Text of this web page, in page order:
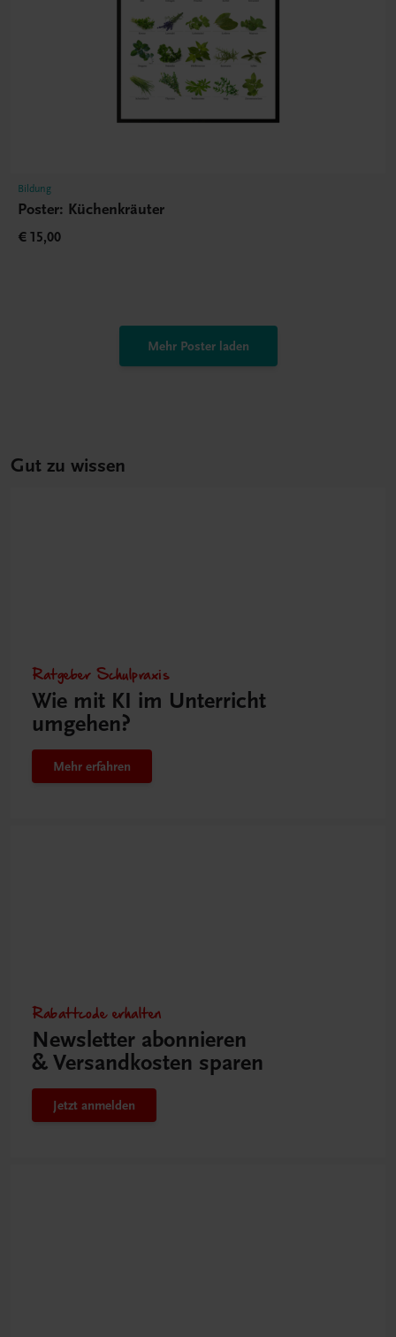
Bildung
Poster: Küchenkräuter
€ 15,00
Mehr Poster laden
Gut zu wissen
Ratgeber Schulpraxis
Wie mit KI im Unterricht
umgehen?
Mehr erfahren
Rabattcode erhalten
Newsletter abonnieren
& Versandkosten sparen
Jetzt anmelden